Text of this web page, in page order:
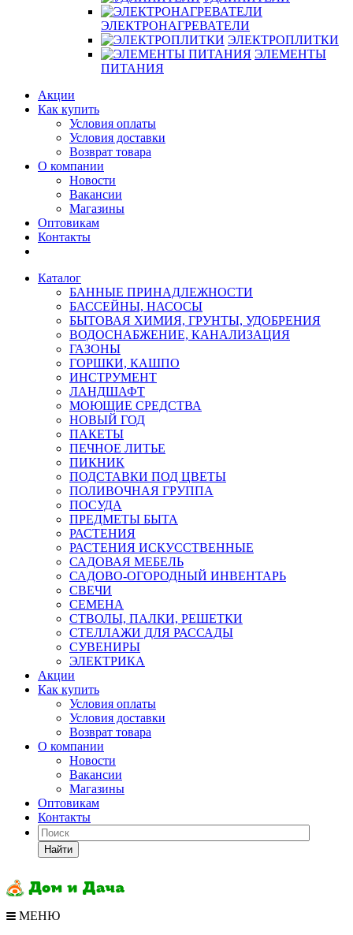
ЭЛЕКТРОНАГРЕВАТЕЛИ
ЭЛЕКТРОПЛИТКИ
ЭЛЕМЕНТЫ
ПИТАНИЯ
Акции
Как купить
Условия оплаты
Условия доставки
Возврат товара
О компании
Новости
Вакансии
Магазины
Оптовикам
Контакты
Каталог
БАННЫЕ ПРИНАДЛЕЖНОСТИ
БАССЕЙНЫ, НАСОСЫ
БЫТОВАЯ ХИМИЯ, ГРУНТЫ, УДОБРЕНИЯ
ВОДОСНАБЖЕНИЕ, КАНАЛИЗАЦИЯ
ГАЗОНЫ
ГОРШКИ, КАШПО
ИНСТРУМЕНТ
ЛАНДШАФТ
МОЮЩИЕ СРЕДСТВА
НОВЫЙ ГОД
ПАКЕТЫ
ПЕЧНОЕ ЛИТЬЕ
ПИКНИК
ПОДСТАВКИ ПОД ЦВЕТЫ
ПОЛИВОЧНАЯ ГРУППА
ПОСУДА
ПРЕДМЕТЫ БЫТА
РАСТЕНИЯ
РАСТЕНИЯ ИСКУССТВЕННЫЕ
САДОВАЯ МЕБЕЛЬ
САДОВО-ОГОРОДНЫЙ ИНВЕНТАРЬ
СВЕЧИ
СЕМЕНА
СТВОЛЫ, ПАЛКИ, РЕШЕТКИ
СТЕЛЛАЖИ ДЛЯ РАССАДЫ
СУВЕНИРЫ
ЭЛЕКТРИКА
Акции
Как купить
Условия оплаты
Условия доставки
Возврат товара
О компании
Новости
Вакансии
Магазины
Оптовикам
Контакты
Найти
МЕНЮ